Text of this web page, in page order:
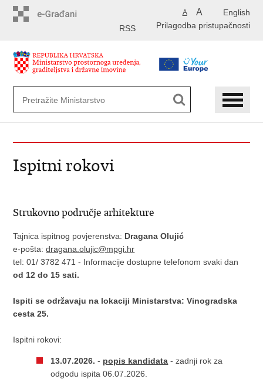
English
A A
Prilagodba pristupačnosti
RSS
Ispitni rokovi
Strukovno područje arhitekture
Tajnica ispitnog povjerenstva: Dragana Olujić
e-pošta:dragana.olujic@mpgi.hr
tel: 01/ 3782 471 - Informacije dostupne telefonom svaki dan
od 12 do 15 sati.
Ispiti se održavaju na lokaciji Ministarstva: Vinogradska
cesta 25.
Ispitni rokovi:
13.07.2026. - popis kandidata - zadnji rok za
odgodu ispita 06.07.2026.